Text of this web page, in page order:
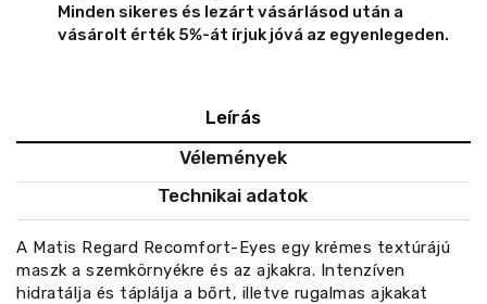
Minden sikeres és lezárt vásárlásod után a
vásárolt érték 5%-át írjuk jóvá az egyenlegeden.
Leírás
Vélemények
Technikai adatok
A Matis Regard Recomfort-Eyes egy krémes textúrájú
maszk a szemkörnyékre és az ajkakra. Intenzíven
hidratálja és táplálja a bőrt, illetve rugalmas ajkakat